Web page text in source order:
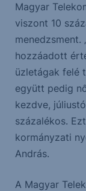
Magyar
viszont 10
menedzsment.
hozzáadott
üzletágak felé
együtt pedig
kezdve,
százalékos.
kormányzati
András.
A Magyar